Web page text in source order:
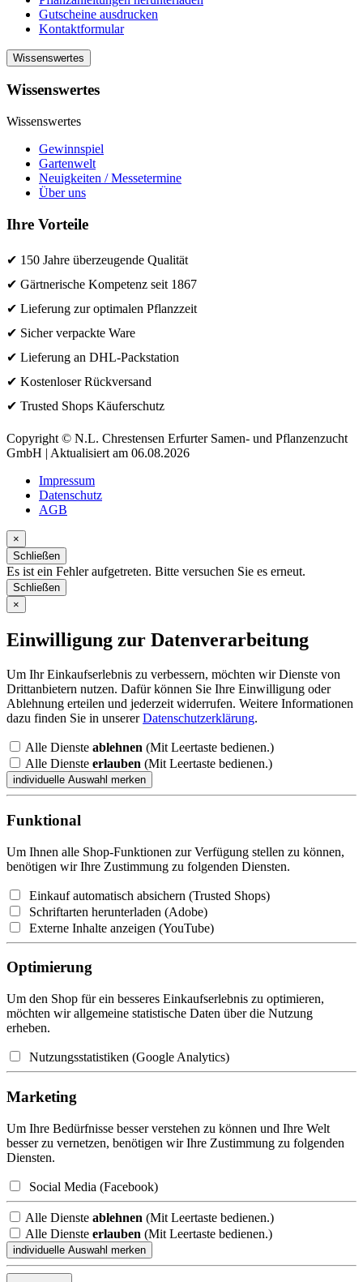
Gutscheine ausdrucken
Kontaktformular
Wissenswertes
Wissenswertes
Wissenswertes
Gewinnspiel
Gartenwelt
Neuigkeiten / Messetermine
Über uns
Ihre Vorteile
✔ 150 Jahre überzeugende Qualität
✔ Gärtnerische Kompetenz seit 1867
✔ Lieferung zur optimalen Pflanzzeit
✔ Sicher verpackte Ware
✔ Lieferung an DHL-Packstation
✔ Kostenloser Rückversand
✔ Trusted Shops Käuferschutz
Copyright © N.L. Chrestensen Erfurter Samen- und Pflanzenzucht
GmbH | Aktualisiert am 06.08.2026
Impressum
Datenschutz
AGB
×
Schließen
Es ist ein Fehler aufgetreten. Bitte versuchen Sie es erneut.
Schließen
×
Einwilligung zur Datenverarbeitung
Um Ihr Einkaufserlebnis zu verbessern, möchten wir Dienste von
Drittanbietern nutzen. Dafür können Sie Ihre Einwilligung oder
Ablehnung erteilen und jederzeit widerrufen. Weitere Informationen
dazu finden Sie in unsererDatenschutzerklärung.
Alle Dienste ablehnen (Mit Leertaste bedienen.)
Alle Dienste erlauben (Mit Leertaste bedienen.)
Funktional
Um Ihnen alle Shop-Funktionen zur Verfügung stellen zu können,
benötigen wir Ihre Zustimmung zu folgenden Diensten.
Einkauf automatisch absichern (Trusted Shops)
Schriftarten herunterladen (Adobe)
Externe Inhalte anzeigen (YouTube)
Optimierung
Um den Shop für ein besseres Einkaufserlebnis zu optimieren,
möchten wir allgemeine statistische Daten über die Nutzung
erheben.
Nutzungsstatistiken (Google Analytics)
Marketing
Um Ihre Bedürfnisse besser verstehen zu können und Ihre Welt
besser zu vernetzen, benötigen wir Ihre Zustimmung zu folgenden
Diensten.
Social Media (Facebook)
Alle Dienste ablehnen (Mit Leertaste bedienen.)
Alle Dienste erlauben (Mit Leertaste bedienen.)